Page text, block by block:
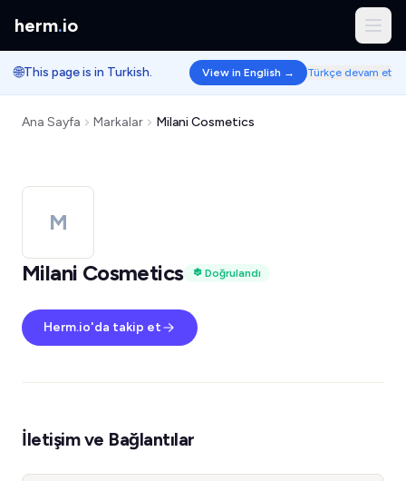
herm.io
🌐This page is in Turkish. View in English → Türkçe devam et
Ana Sayfa Markalar Milani Cosmetics
M
Milani Cosmetics
Doğrulandı
Herm.io'da takip et
İletişim ve Bağlantılar